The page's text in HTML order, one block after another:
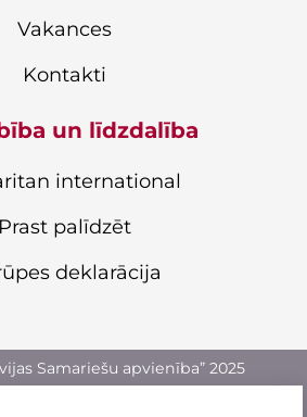
Vakances
Kontakti
un līdzdalība
international
Prast palīdzēt
deklarācija
Samariešu apvienība” 2025